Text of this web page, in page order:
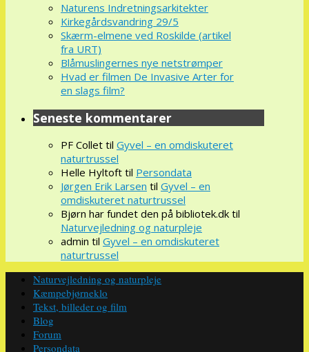
Naturens Indretningsarkitekter
Kirkegårdsvandring 29/5
Skærm-elmene ved Roskilde (artikel
fra URT)
Blåmuslingernes nye netstrømper
Hvad er filmen De Invasive Arter for
en slags film?
Seneste kommentarer
PF Collet til Gyvel – en omdiskuteret
naturtrussel
Helle Hyltoft til Persondata
Jørgen Erik Larsen til Gyvel – en
omdiskuteret naturtrussel
Bjørn har fundet den på bibliotek.dk til
Naturvejledning og naturpleje
admin til Gyvel – en omdiskuteret
naturtrussel
Naturvejledning og naturpleje
Kæmpebjørneklo
Tekst, billeder og film
Blog
Forum
Persondata